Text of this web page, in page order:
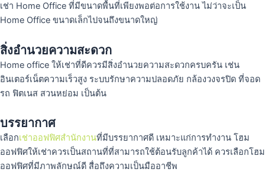
เช่า Home Office ที่มีขนาดพื้นที่เพียงพอต่อการใช้งาน ไม่ว่าจะเป็น
Home Office ขนาดเล็กไปจนถึงขนาดใหญ่
สิ่งอำนวยความสะดวก
Home office ให้เช่าที่ดีควรมีสิ่งอำนวยความสะดวกครบครัน เช่น
อินเตอร์เน็ตความเร็วสูง ระบบรักษาความปลอดภัย กล้องวงจรปิด ที่จอด
รถ ฟิตเนส สวนหย่อม เป็นต้น
บรรยากาศ
เลือกเช่าออฟฟิศสำนักงานที่มีบรรยากาศดี เหมาะแก่การทำงาน โฮม
ออฟฟิศให้เช่าควรเป็นสถานที่ที่สามารถใช้ต้อนรับลูกค้าได้ ควรเลือกโฮม
ออฟฟิศที่มีภาพลักษณ์ดี สื่อถึงความเป็นมืออาชีพ